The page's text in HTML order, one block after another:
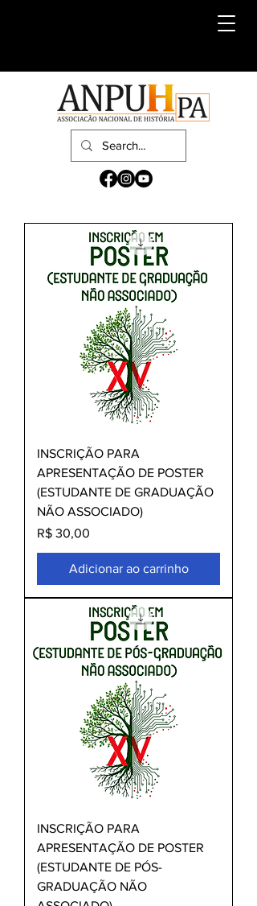
INSCRIÇÃO PARA
APRESENTAÇÃO DE POSTER
(ESTUDANTE DE GRADUAÇÃO
NÃO ASSOCIADO)
Preço
R$ 30,00
Adicionar ao carrinho
INSCRIÇÃO PARA
APRESENTAÇÃO DE POSTER
(ESTUDANTE DE PÓS-
GRADUAÇÃO NÃO